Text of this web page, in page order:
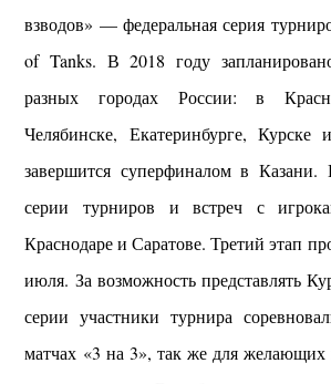
взводов» — федеральная серия
of Tanks. В 2018 году
разных городах России: в
Челябинске, Екатеринбурге, Курске
завершится суперфиналом в Казани.
серии турниров и встреч с
Краснодаре и Саратове. Третий этап
июля. За возможность представлять
серии участники турнира
матчах «3 на 3», так же для